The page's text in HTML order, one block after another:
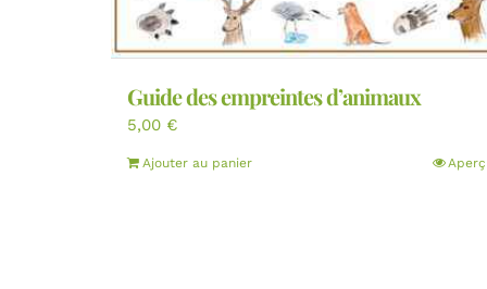
Guide des empreintes d’animaux
5,00 €
Ajouter au panier